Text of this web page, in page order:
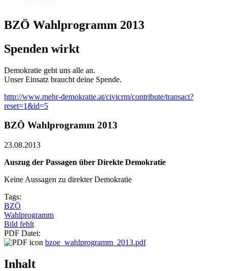
BZÖ Wahlprogramm 2013
Spenden wirkt
Demokratie geht uns alle an.
Unser Einsatz braucht deine Spende.
http://www.mehr-demokratie.at/civicrm/contribute/transact?
reset=1&id=5
BZÖ Wahlprogramm 2013
23.08.2013
Auszug der Passagen über Direkte Demokratie
Keine Aussagen zu direkter Demokratie
Tags:
BZÖ
Wahlprogramm
Bild fehlt
PDF Datei:
bzoe_wahlprogramm_2013.pdf
Inhalt